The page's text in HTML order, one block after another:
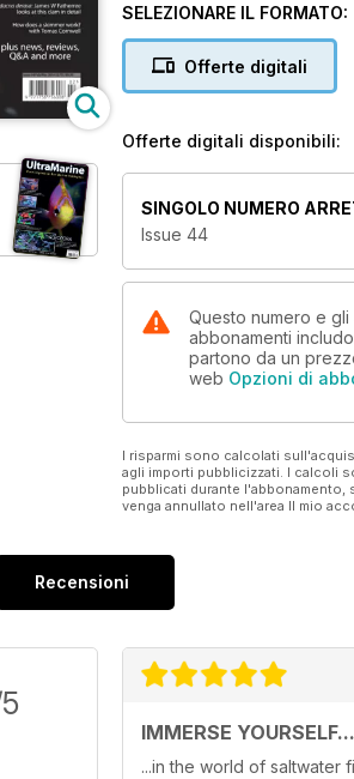
offer temporary homes for
SELEZIONARE IL FORMATO:
Offerte digitali
Offerte digitali disponibili:
SINGOLO NUMERO
Issue 44
Questo numero e gli
abbonamenti
partono da un
web Opzioni di
I risparmi sono calcolati
agli importi pubblicizzati. I calcoli
pubblicati durante l'abbonamento,
venga annullato nell'area Il mio
Recensioni
IMMERSE YOURSELF...
...in the world of saltwater